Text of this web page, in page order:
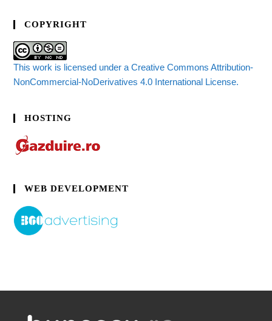
COPYRIGHT
This work is licensed under a Creative Commons Attribution-
NonCommercial-NoDerivatives 4.0 International License.
HOSTING
WEB DEVELOPMENT